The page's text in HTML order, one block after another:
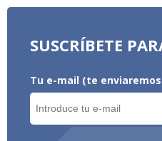
SUSCRÍBETE
Tu e-mail (te